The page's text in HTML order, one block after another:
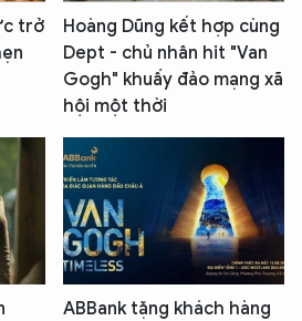
trở
Hoàng Dũng kết hợp cùng
Dept - chủ nhân hit "Van
Gogh" khuấy đảo mạng xã
hội một thời
ABBank tặng khách hàng